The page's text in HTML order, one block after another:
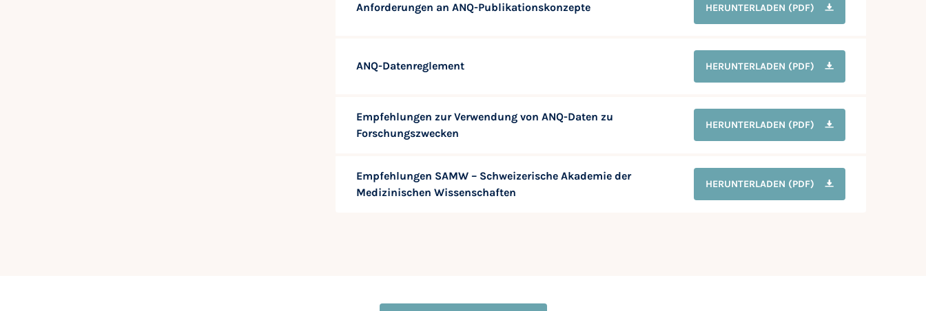
Anforderungen an ANQ-Publikationskonzepte HERUNTERLADEN (PDF)
ANQ-Datenreglement HERUNTERLADEN (PDF)
Empfehlungen zur Verwendung von ANQ-Daten zu
Forschungszwecken
HERUNTERLADEN (PDF)
Empfehlungen SAMW – Schweizerische Akademie der
Medizinischen Wissenschaften
HERUNTERLADEN (PDF)